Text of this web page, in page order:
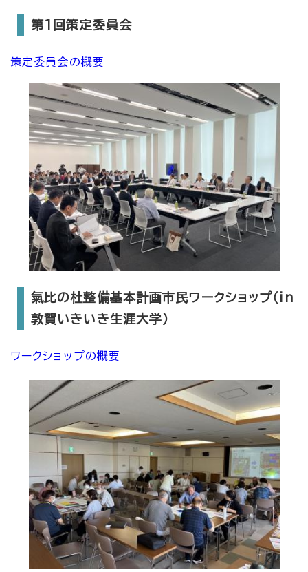
​第1回策定委員会
策定委員会の概要
氣比の杜整備基本計画市民ワークショップ（in
敦賀いきいき生涯大学）
ワークショップの概要